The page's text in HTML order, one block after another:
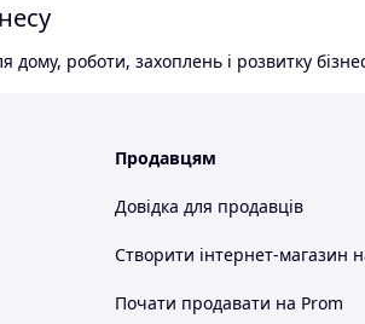
дому, роботи, захоплень і розвитку
Продавцям
Довідка для продавців
Створити інтернет-магазин
Почати продавати на Prom